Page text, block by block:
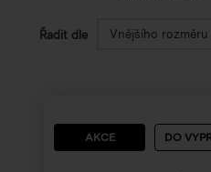
Řadit dle Vnějšího rozměru
AKCE DO